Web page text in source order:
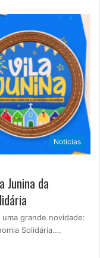
Notícias
Junina da
grande novidade:
Solidária.…